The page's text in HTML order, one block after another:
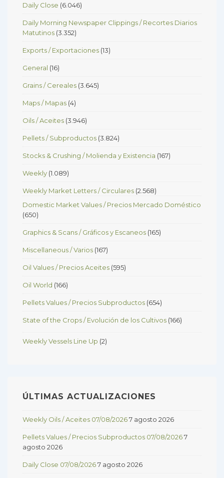
Daily Close (6.046)
Daily Morning Newspaper Clippings / Recortes Diarios
Matutinos (3.352)
Exports / Exportaciones (13)
General (16)
Grains / Cereales (3.645)
Maps / Mapas (4)
Oils / Aceites (3.946)
Pellets / Subproductos (3.824)
Stocks & Crushing / Molienda y Existencia (167)
Weekly (1.089)
Weekly Market Letters / Circulares (2.568)
Domestic Market Values / Precios Mercado Doméstico
(650)
Graphics & Scans / Gráficos y Escaneos (165)
Miscellaneous / Varios (167)
Oil Values / Precios Aceites (595)
Oil World (166)
Pellets Values / Precios Subproductos (654)
State of the Crops / Evolución de los Cultivos (166)
Weekly Vessels Line Up (2)
ÚLTIMAS ACTUALIZACIONES
Weekly Oils / Aceites 07/08/20267 agosto 2026
Pellets Values / Precios Subproductos 07/08/20267
agosto 2026
Daily Close 07/08/20267 agosto 2026